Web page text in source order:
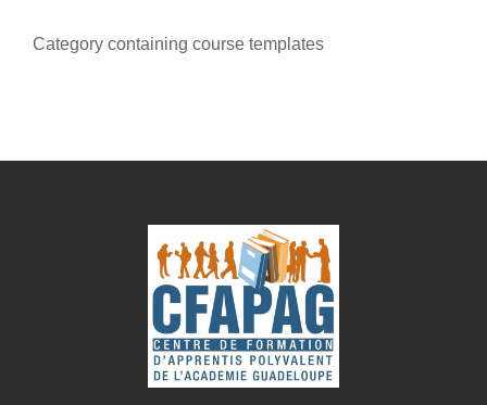
Category containing course templates